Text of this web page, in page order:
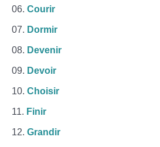
Courir
Dormir
Devenir
Devoir
Choisir
Finir
Grandir